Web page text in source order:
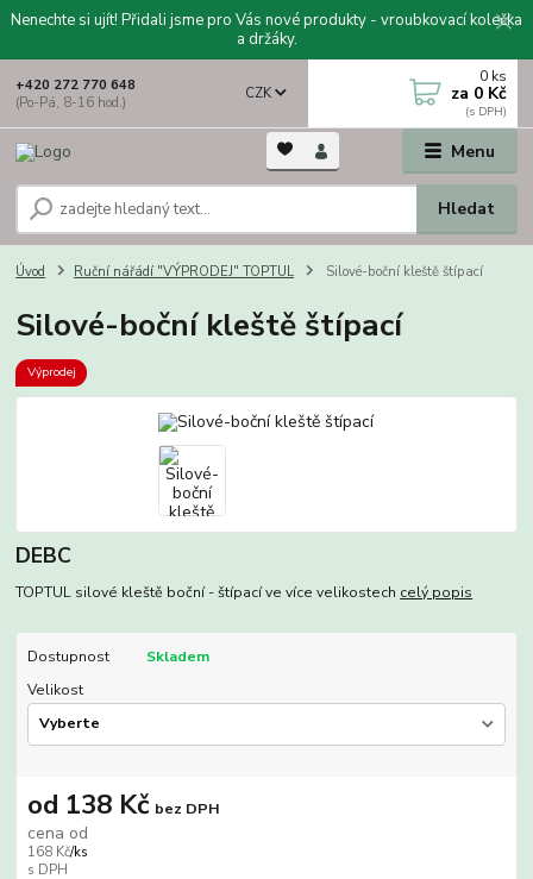
Nenechte si ujít! Přidali jsme pro Vás nové produkty - vroubkovací kolečka
a držáky.
Menu
CZK
Hledat
+420 272 770 648
(Po-Pá, 8-16 hod.)
0 ks
za 0 Kč
Úvod Ruční nářádí "VÝPRODEJ" TOPTUL Silové-boční kleště štípací
Silové-boční kleště štípací
Výprodej
DEBC
TOPTUL silové kleště boční - štípací ve více velikostech celý popis
Dostupnost
Skladem
Velikost
cena od
168 Kč/ks
od 138 Kč bez DPH